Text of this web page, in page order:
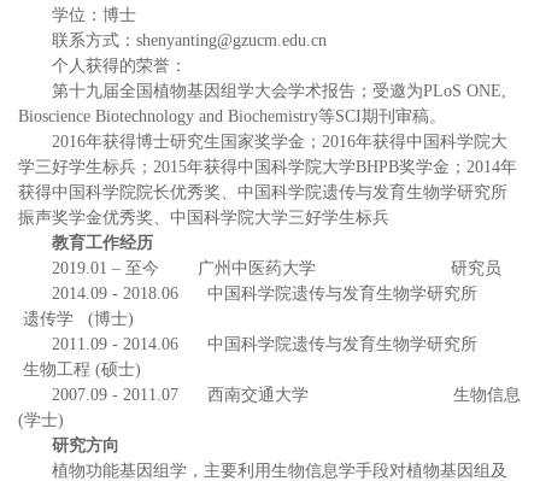
学位：博士
联系方式：shenyanting@gzucm.edu.cn
个人获得的荣誉：
第十九届全国植物基因组学大会学术报告；受邀为PLoS ONE,
Bioscience Biotechnology and Biochemistry等SCI期刊审稿。
2016年获得博士研究生国家奖学金；2016年获得中国科学院大
学三好学生标兵；2015年获得中国科学院大学BHPB奖学金；2014年
获得中国科学院院长优秀奖、中国科学院遗传与发育生物学研究所
振声奖学金优秀奖、中国科学院大学三好学生标兵
教育工作经历
2019.01 – 至今 广州中医药大学 研究员
2014.09 - 2018.06 中国科学院遗传与发育生物学研究所
遗传学 (博士)
2011.09 - 2014.06 中国科学院遗传与发育生物学研究所
生物工程 (硕士)
2007.09 - 2011.07 西南交通大学 生物信息
(学士)
研究方向
植物功能基因组学，主要利用生物信息学手段对植物基因组及